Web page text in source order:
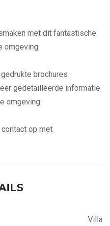
met dit fantastische
omgeving.
brochures
gedetailleerde informatie
omgeving.
op met
Villa